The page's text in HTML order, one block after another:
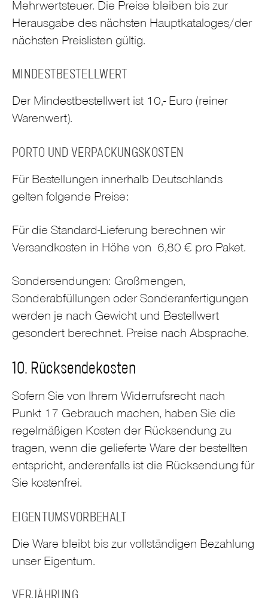
Mehrwertsteuer. Die Preise bleiben bis zur
Herausgabe des nächsten Hauptkataloges/der
nächsten Preislisten gültig.
MINDESTBESTELLWERT
Der Mindestbestellwert ist 10,- Euro (reiner
Warenwert).
PORTO UND VERPACKUNGSKOSTEN
Für Bestellungen innerhalb Deutschlands
gelten folgende Preise:
Für die Standard-Lieferung berechnen wir
Versandkosten in Höhe von 6,80 € pro Paket.
Sondersendungen: Großmengen,
Sonderabfüllungen oder Sonderanfertigungen
werden je nach Gewicht und Bestellwert
gesondert berechnet. Preise nach Absprache.
10. Rücksendekosten
Sofern Sie von Ihrem Widerrufsrecht nach
Punkt 17 Gebrauch machen, haben Sie die
regelmäßigen Kosten der Rücksendung zu
tragen, wenn die gelieferte Ware der bestellten
entspricht, anderenfalls ist die Rücksendung für
Sie kostenfrei.
EIGENTUMSVORBEHALT
Die Ware bleibt bis zur vollständigen Bezahlung
unser Eigentum.